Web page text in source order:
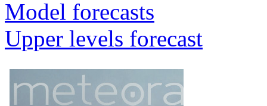
Model forecasts
Upper levels forecast